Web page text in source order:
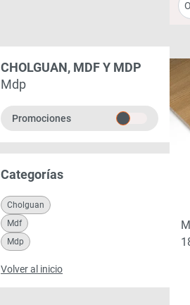
CHOLGUAN, MDF Y MDP
Mdp
Promociones
Categorías
Cholguan
Mdf
Mdp
Volver al inicio